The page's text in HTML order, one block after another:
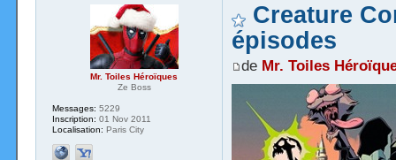
Creature
épisodes
de Mr. Toiles
Mr. Toiles Héroïques
Ze Boss
Messages: 5229
Inscription: 01 Nov 2011
Localisation: Paris City